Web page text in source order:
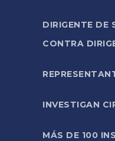
DIRIGENTE DE
CONTRA
INVESTIGAN
MÁS DE 100